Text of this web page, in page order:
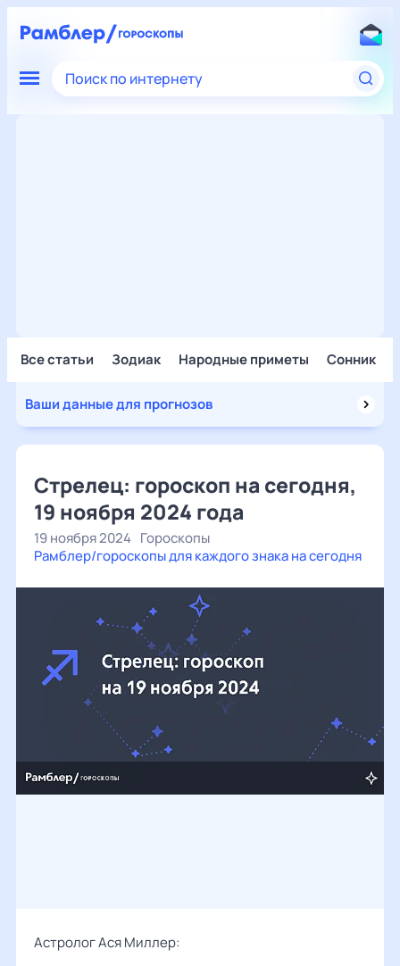
Поиск по интернету
Все статьи Зодиак Народные приметы Сонник
Ваши данные для прогнозов
Стрелец: гороскоп на сегодня,
19 ноября 2024 года
19 ноября 2024 Гороскопы
Рамблер/гороскопы для каждого знака на сегодня
Астролог Ася Миллер: